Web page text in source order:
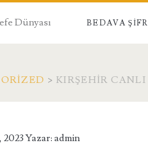
Dünyası BEDAVA
> KIRŞEHIR
2023 Yazar:admin